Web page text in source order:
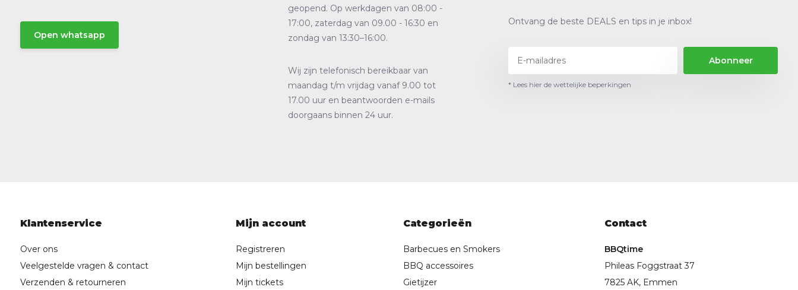
Open whatsapp
geopend. Op werkdagen van 08:00 -
17:00, zaterdag van 09.00 - 16:30 en
zondag van 13:30–16:00.
Wij zijn telefonisch bereikbaar van
maandag t/m vrijdag vanaf 9.00 tot
17.00 uur en beantwoorden e-mails
doorgaans binnen 24 uur.
Ontvang de beste DEALS en tips in je inbox!
Abonneer
* Lees hier de wettelijke beperkingen
Klantenservice
Over ons
Veelgestelde vragen & contact
Verzenden & retourneren
Mijn account
Registreren
Mijn bestellingen
Mijn tickets
Categorieën
Barbecues en Smokers
BBQ accessoires
Gietijzer
Contact
BBQtime
Phileas Foggstraat 37
7825 AK, Emmen